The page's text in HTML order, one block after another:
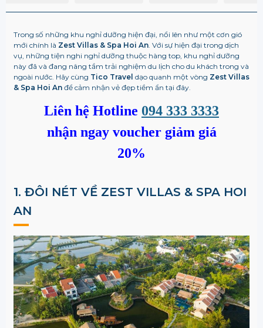
Trong số những khu nghỉ dưỡng hiện đại, nổi lên như một cơn gió
mới chính là Zest Villas & Spa Hoi An. Với sự hiện đại trong dịch
vụ, những tiện nghi nghỉ dưỡng thuộc hàng top, khu nghỉ dưỡng
này đã và đang nâng tầm trải nghiệm du lịch cho du khách trong và
ngoài nước. Hãy cùng Tico Travel dạo quanh một vòng Zest Villas
& Spa Hoi Anđể cảm nhận vẻ đẹp tiềm ẩn tại đây.
Liên hệ Hotline 094 333 3333
nhận ngay voucher giảm giá
20%
1. ĐÔI NÉT VỀ ZEST VILLAS & SPA HOI
AN